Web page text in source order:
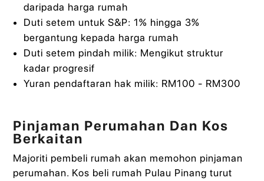
daripada harga rumah
Duti setem untuk S&P: 1% hingga 3%
bergantung kepada harga rumah
Duti setem pindah milik: Mengikut struktur
kadar progresif
Yuran pendaftaran hak milik: RM100 - RM300
Pinjaman Perumahan Dan Kos
Berkaitan
Majoriti pembeli rumah akan memohon pinjaman
perumahan. Kos beli rumah Pulau Pinang turut